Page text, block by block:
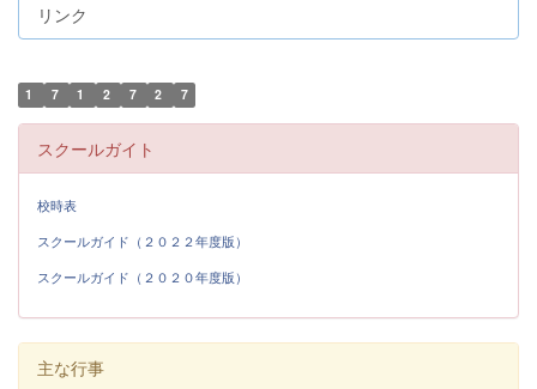
リンク
1 7 1 2 7 2 7
スクールガイト
校時表
スクールガイド（２０２２年度版）
スクールガイド（２０２０年度版）
主な行事